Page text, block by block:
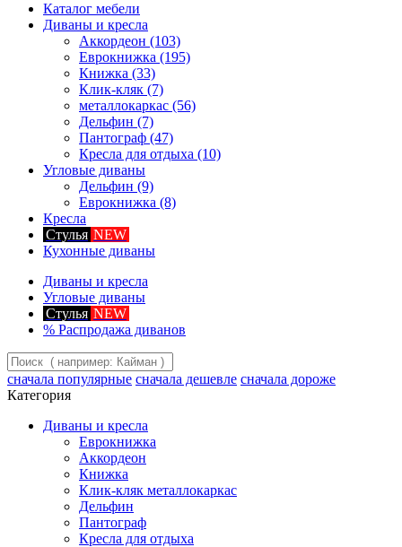
Каталог мебели
Диваны и кресла
Аккордеон (103)
Еврокнижка (195)
Книжка (33)
Клик-кляк (7)
металлокаркас (56)
Дельфин (7)
Пантограф (47)
Кресла для отдыха (10)
Угловые диваны
Дельфин (9)
Еврокнижка (8)
Кресла
Стулья NEW
Кухонные диваны
Диваны и кресла
Угловые диваны
Стулья NEW
% Распродажа диванов
сначала популярные сначала дешевле сначала дороже
Категория
Диваны и кресла
Еврокнижка
Аккордеон
Книжка
Клик-кляк металлокаркас
Дельфин
Пантограф
Кресла для отдыха